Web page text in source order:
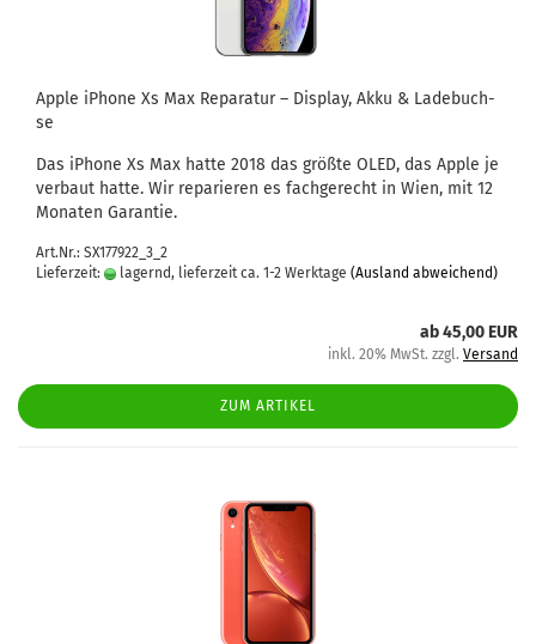
Apple iPho­ne Xs Max Re­pa­ra­tur – Dis­play, Akku & La­de­buch­
se
Das iPho­ne Xs Max hatte 2018 das größ­te OLED, das Apple je
ver­baut hatte. Wir re­pa­rie­ren es fach­ge­recht in Wien, mit 12
Mo­na­ten Ga­ran­tie.
Art.Nr.: SX177922_3_2
Lieferzeit:
lagernd, lieferzeit ca. 1-2 Werktage (Ausland abweichend)
ab 45,00 EUR
inkl. 20% MwSt. zzgl. Versand
ZUM ARTIKEL